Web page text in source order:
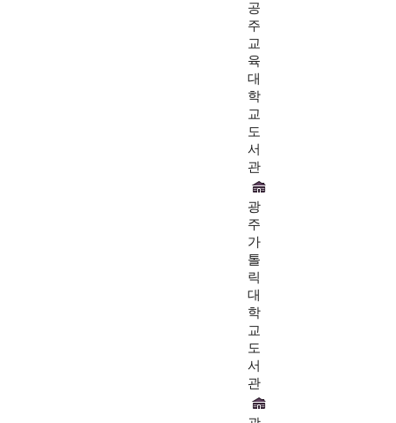
공
주
교
육
대
학
교
도
서
관
광
주
가
톨
릭
대
학
교
도
서
관